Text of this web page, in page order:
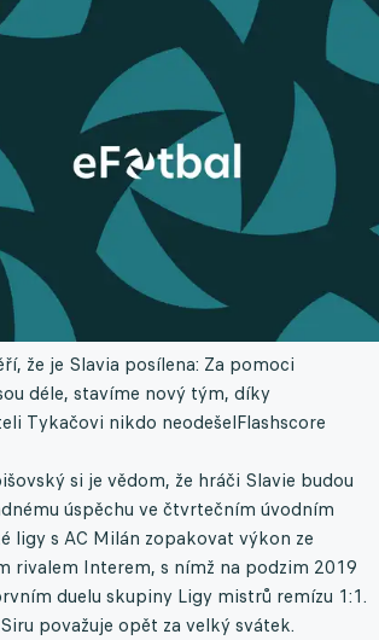
že je Slavia posílena: Za pomoci
déle, stavíme nový tým, díky
Tykačovi nikdo neodešelFlashscore
si je vědom, že hráči Slavie budou
úspěchu ve čtvrtečním úvodním
ligy s AC Milán zopakovat výkon ze
rivalem Interem, s nímž na podzim 2019
duelu skupiny Ligy mistrů remízu 1:1.
považuje opět za velký svátek.